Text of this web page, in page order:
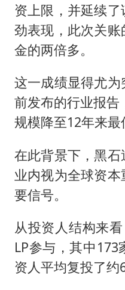
资上限，并延续
劲表现，此次关
金的两倍多。
这一成绩显得尤
前发布的行业报告
规模降至12年来最
在此背景下，黑
业内视为全球资
要信号。
从投资人结构来
LP参与，其中
资人平均复投了约